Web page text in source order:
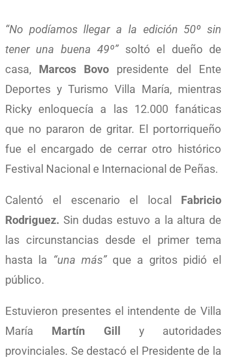
“No podíamos llegar a la edición 50º sin
tener una buena 49º”soltó el dueño de
casa, Marcos Bovo presidente del Ente
Deportes y Turismo Villa María, mientras
Ricky enloquecía a las 12.000 fanáticas
que no pararon de gritar. El portorriqueño
fue el encargado de cerrar otro histórico
Festival Nacional e Internacional de Peñas.
Calentó el escenario el local Fabricio
Rodriguez. Sin dudas estuvo a la altura de
las circunstancias desde el primer tema
hasta la “una más” que a gritos pidió el
público.
Estuvieron presentes el intendente de Villa
María Martín Gill
y autoridades
provinciales. Se destacó el Presidente de la